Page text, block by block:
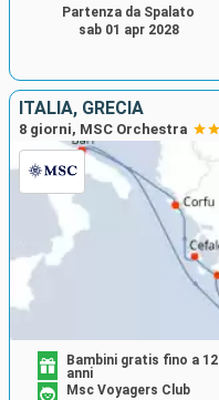
Partenza da Spalato
sab 01 apr 2028
ITALIA, GRECIA
8 giorni, MSC Orchestra
Bambini gratis fino a 12
anni
Msc Voyagers Club